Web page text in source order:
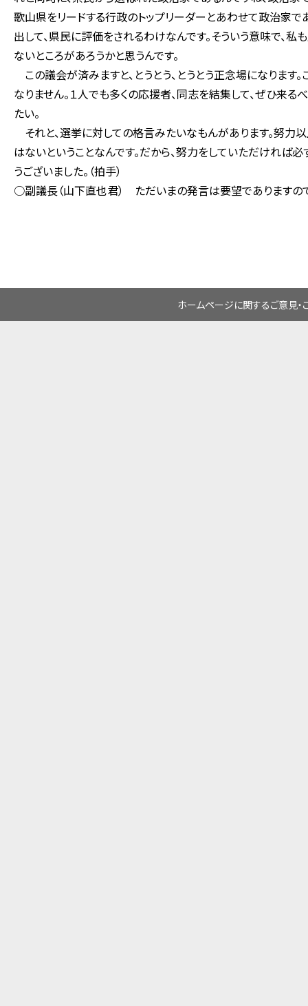
歌山県をリードする行政のトップリーダーとあわせて政治家
出して、県民に評価をされるわけなんです。そういう意味で、
ないところがあろうかと思うんです。
この議会が済みますと、とうとう、とうとう正念場になります
なりません。１人でも多くの応援者、同志を結集して、ぜひ来
たい。
それと、選挙に対しての格言みたいなもんがあります。努力
はないということなんです。だから、努力をしていただければ必
うございました。（拍手）
○副議長（山下直也君） ただいまの発言は要望でありますの
ホームページに関するご意見・